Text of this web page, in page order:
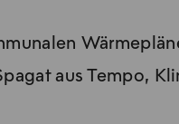
aus Tempo,